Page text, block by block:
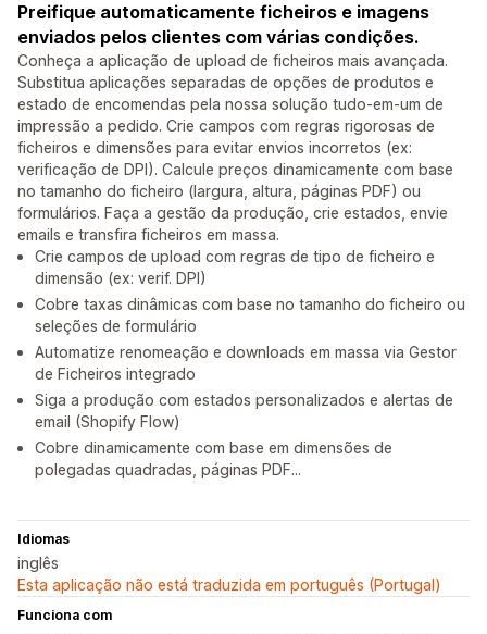
Preifique automaticamente ficheiros e imagens
enviados pelos clientes com várias condições.
Conheça a aplicação de upload de ficheiros mais avançada.
Substitua aplicações separadas de opções de produtos e
estado de encomendas pela nossa solução tudo-em-um de
impressão a pedido. Crie campos com regras rigorosas de
ficheiros e dimensões para evitar envios incorretos (ex:
verificação de DPI). Calcule preços dinamicamente com base
no tamanho do ficheiro (largura, altura, páginas PDF) ou
formulários. Faça a gestão da produção, crie estados, envie
emails e transfira ficheiros em massa.
Crie campos de upload com regras de tipo de ficheiro e
dimensão (ex: verif. DPI)
Cobre taxas dinâmicas com base no tamanho do ficheiro ou
seleções de formulário
Automatize renomeação e downloads em massa via Gestor
de Ficheiros integrado
Siga a produção com estados personalizados e alertas de
email (Shopify Flow)
Cobre dinamicamente com base em dimensões de
polegadas quadradas, páginas PDF...
Idiomas
inglês
Esta aplicação não está traduzida em português (Portugal)
Funciona com